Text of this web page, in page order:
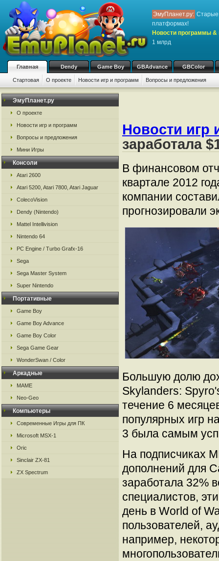
ЭмуПланет.ру: Старые
платформах!
Новости программы &
1 млрд
Главная Dendy Game Boy GBAdvance GBColor
Стартовая О проекте Новости игр и программ Вопросы и предложения
ЭмуПланет.ру
О проекте
Новости игр и программ
Вопросы и предложения
Мини Игры
Консоли
Atari 2600
Atari 5200, Atari 7800, Atari Jaguar
ColecoVision
Dendy (Nintendo)
Mattel Intellivision
Nintendo 64
PC Engine / Turbo Grafx-16
Sega
Sega Master System
Super Nintendo
Портативные
Game Boy
Game Boy Advance
Game Boy Color
Sega Game Gear
WonderSwan / Color
Аркадные
MAME
Neo-Geo
Компьютеры
Современные Игры для ПК
Microsoft MSX-1
Oric
Sinclair ZX-81
ZX Spectrum
Новости игр
заработала
В финансовом
квартале 2012
компании
прогнозировали
Большую долю
Skylanders:
течение 6
популярных игр
3 была самым
На подписчиках
дополнений для
заработала 32%
специалистов,
день в World of
пользователей,
например,